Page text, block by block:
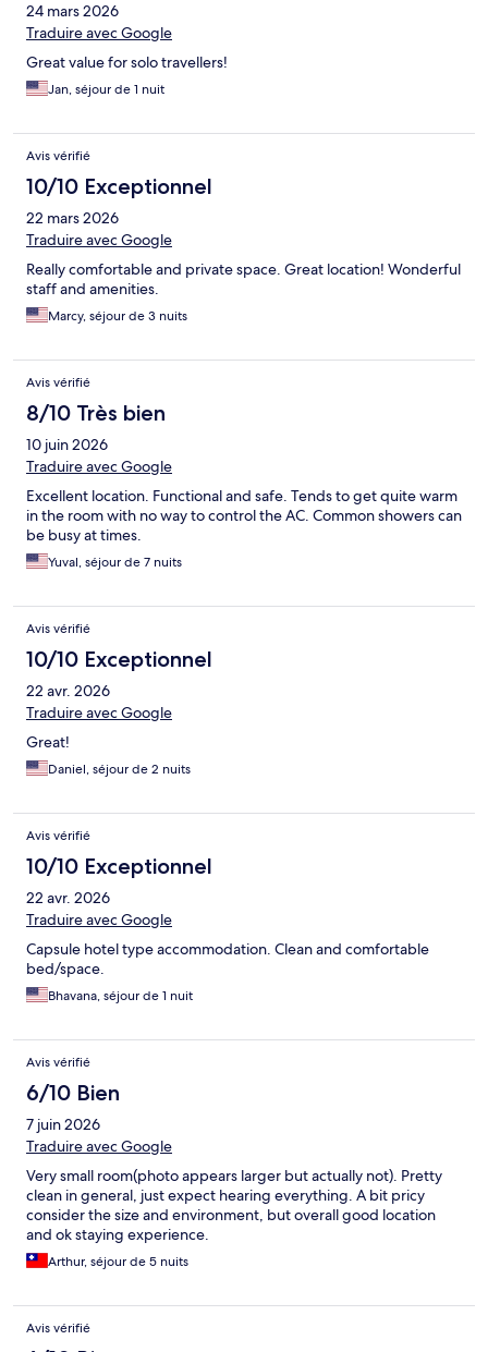
24 mars 2026
Traduire avec Google
Great value for solo travellers!
Jan, séjour de 1 nuit
Avis vérifié
10/10 Exceptionnel
22 mars 2026
Traduire avec Google
Really comfortable and private space. Great location! Wonderful
staff and amenities.
Marcy, séjour de 3 nuits
Avis vérifié
8/10 Très bien
10 juin 2026
Traduire avec Google
Excellent location. Functional and safe. Tends to get quite warm
in the room with no way to control the AC. Common showers can
be busy at times.
Yuval, séjour de 7 nuits
Avis vérifié
10/10 Exceptionnel
22 avr. 2026
Traduire avec Google
Great!
Daniel, séjour de 2 nuits
Avis vérifié
10/10 Exceptionnel
22 avr. 2026
Traduire avec Google
Capsule hotel type accommodation. Clean and comfortable
bed/space.
Bhavana, séjour de 1 nuit
Avis vérifié
6/10 Bien
7 juin 2026
Traduire avec Google
Very small room(photo appears larger but actually not). Pretty
clean in general, just expect hearing everything. A bit pricy
consider the size and environment, but overall good location
and ok staying experience.
Arthur, séjour de 5 nuits
Avis vérifié